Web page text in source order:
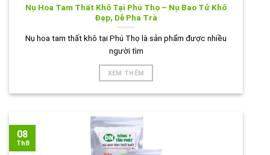
Nụ Hoa Tam Thất Khô Tại Phú Thọ – Nụ Bao Tử Khô
Đẹp, Dễ Pha Trà
Nụ hoa tam thất khô tại Phú Thọ là sản phẩm được nhiều
người tìm
XEM THÊM
08
Th8